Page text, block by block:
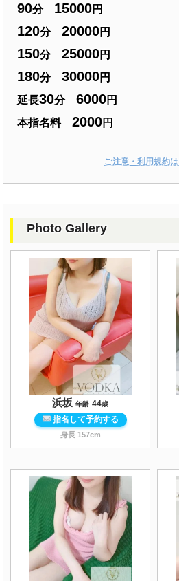
90分 15000円
120分 20000円
150分 25000円
180分 30000円
延長30分 6000円
本指名料 2000円
ご注意・利用規約
Photo Gallery
浜坂 年齢 44歳
指名して予約する
身長 157cm